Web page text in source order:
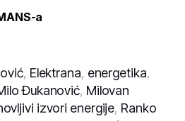
a
, Elektrana, energetika,
Đukanović, Milovan
izvori energije, Ranko